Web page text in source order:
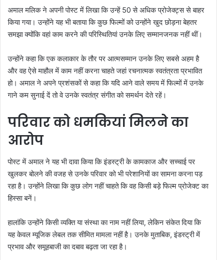
अमाल मलिक ने अपनी पोस्ट में लिखा कि उन्हें 50 से अधिक प्रोजेक्ट्स से बाहर
किया गया। उन्होंने यह भी बताया कि कुछ फिल्मों को उन्होंने खुद छोड़ना बेहतर
समझा क्योंकि वहां काम करने की परिस्थितियां उनके लिए सम्मानजनक नहीं थीं।
उन्होंने कहा कि एक कलाकार के तौर पर आत्मसम्मान उनके लिए सबसे अहम है
और वह ऐसे माहौल में काम नहीं करना चाहते जहां रचनात्मक स्वतंत्रता प्रभावित
हो। अमाल ने अपने प्रशंसकों से कहा कि यदि आने वाले समय में फिल्मों में उनके
गाने कम सुनाई दें तो वे उनके स्वतंत्र संगीत को समर्थन देते रहें।
परिवार को धमकियां मिलने का
आरोप
पोस्ट में अमाल ने यह भी दावा किया कि इंडस्ट्री के कामकाज और सच्चाई पर
खुलकर बोलने की वजह से उनके परिवार को भी परेशानियों का सामना करना पड़
रहा है। उन्होंने लिखा कि कुछ लोग नहीं चाहते कि वह किसी बड़े फिल्म प्रोजेक्ट का
हिस्सा बनें।
हालांकि उन्होंने किसी व्यक्ति या संस्था का नाम नहीं लिया, लेकिन संकेत दिया कि
यह केवल म्यूजिक लेबल तक सीमित मामला नहीं है। उनके मुताबिक, इंडस्ट्री में
प्रभाव और समूहबाजी का दबाव बढ़ता जा रहा है।